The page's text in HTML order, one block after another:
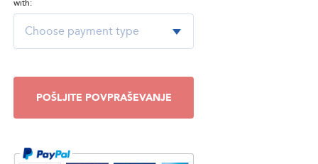
with:
POŠLJITE POVPRAŠEVANJE